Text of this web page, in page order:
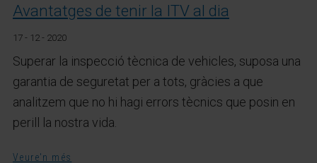
Avantatges de tenir la ITV al dia
17 - 12 - 2020
Superar la inspecció tècnica de vehicles, suposa una
garantia de seguretat per a tots, gràcies a que
analitzem que no hi hagi errors tècnics que posin en
perill la nostra vida.
Veure'n més